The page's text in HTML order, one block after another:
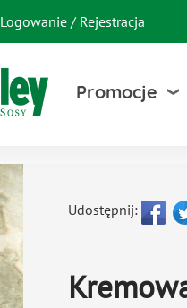
Logowanie / Rejestracja
Promocje
Udostępnij: